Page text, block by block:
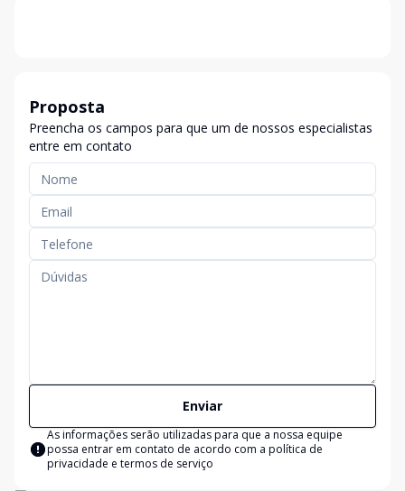
Proposta
Preencha os campos para que um de nossos especialistas
entre em contato
Enviar
As informações serão utilizadas para que a nossa equipe
possa entrar em contato de acordo com a política de
privacidade e termos de serviço